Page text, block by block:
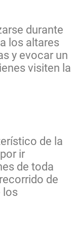
durante
los altares
y evocar un
visiten la
de la
ir
de toda
de
los